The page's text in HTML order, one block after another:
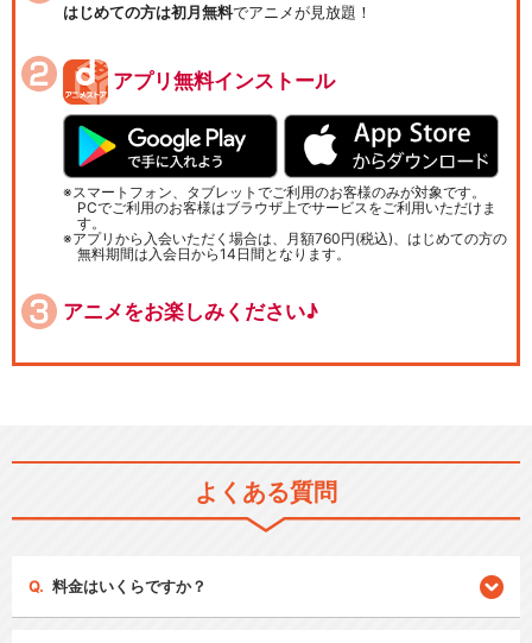
はじめての方は初月無料でアニメが見放題！
アプリ無料インストール
スマートフォン、タブレットでご利用のお客様のみが対象です。
PCでご利用のお客様はブラウザ上でサービスをご利用いただけま
す。
アプリから入会いただく場合は、月額760円(税込)、はじめての方の
無料期間は入会日から14日間となります。
アニメをお楽しみください♪
よくある質問
料金はいくらですか？